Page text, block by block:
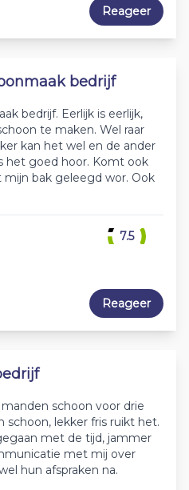
Reageer
bedrijf
bedrijf. Eerlijk is eerlijk,
te maken. Wel raar
kan het wel en de ander
het goed hoor. Komt ook
bak geleegd wor. Ook
7.5
Reageer
schoon voor drie
schoon, lekker fris ruikt het.
met de tijd, jammer
met mij over
hun afspraken na.